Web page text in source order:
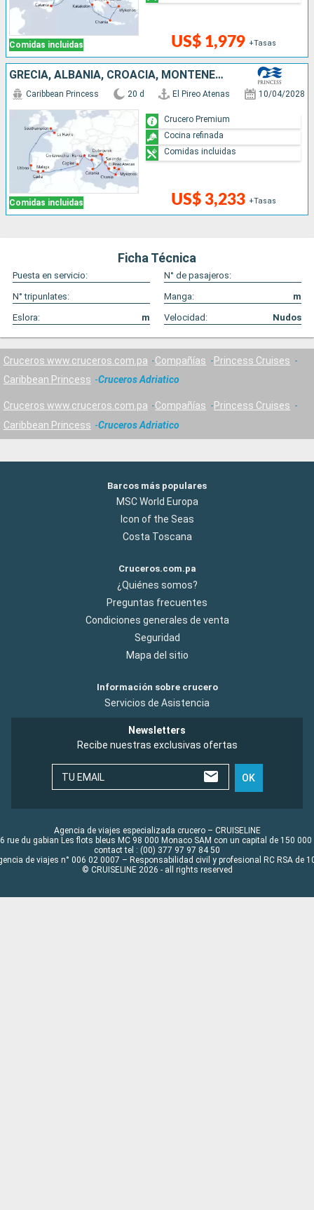
Comidas incluidas US$ 1,979 +Tasas
GRECIA, ALBANIA, CROACIA, MONTENEGRO, ITALIA, ESPAÑA, PORTUGAL, FRANCIA, REINO UNIDO
Comidas incluidas
Caribbean Princess 20 d El Pireo Atenas 10/04/2028
US$ 3,233 +Tasas
Crucero Premium
Cocina refinada
Comidas incluidas
Ficha Técnica
Puesta en servicio:
N° de pasajeros:
N° tripunlates:
Manga:
m
Eslora:
m Velocidad: Nudos
Cruceros www.cruceros.com.pa Compañías
Princess Cruises
Caribbean Princess
Cruceros Adriatico
Cruceros www.cruceros.com.pa Compañías
Princess Cruises
Caribbean Princess
Cruceros Adriatico
Barcos más populares
MSC World Europa
Icon of the Seas
Costa Toscana
Cruceros.com.pa
¿Quiénes somos?
Preguntas frecuentes
Condiciones generales de venta
Seguridad
Mapa del sitio
Información sobre crucero
Servicios de Asistencia
Newsletters
Recibe nuestras exclusivas ofertas
TU EMAIL OK
Agencia de viajes especializada crucero – CRUISELINE
rue du gabian Les flots bleus MC 98 000 Monaco SAM con un capital de 150 000
contact tel : (00) 377 97 97 84 50
de viajes n° 006 02 0007 – Responsabilidad civil y profesional RC RSA de
© CRUISELINE 2026 - all rights reserved